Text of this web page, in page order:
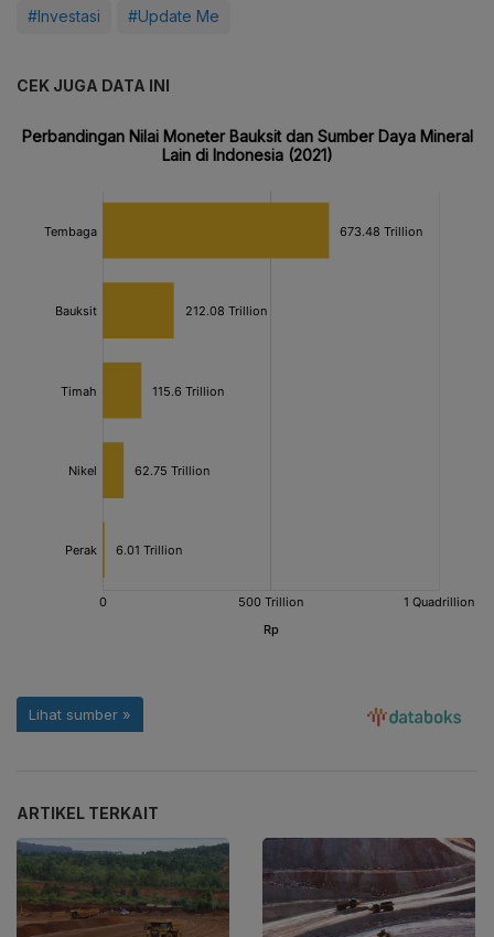
#Investasi #Update Me
CEK JUGA DATA INI
ARTIKEL TERKAIT